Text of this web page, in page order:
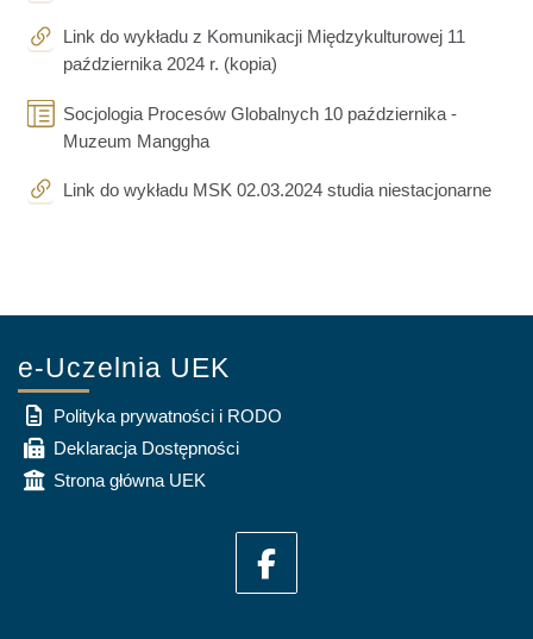
Link do wykładu z Komunikacji Międzykulturowej 11
października 2024 r. (kopia)URL
Socjologia Procesów Globalnych 10 października -
Muzeum MangghaPage
Link do wykładu MSK 02.03.2024 studia niestacjonarneURL
e-Uczelnia UEK
Polityka prywatności i RODO
Deklaracja Dostępności
Strona główna UEK